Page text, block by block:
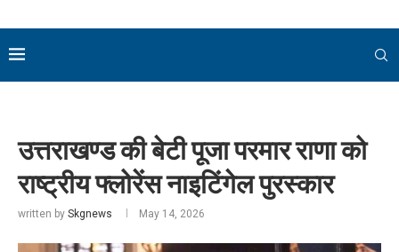
उत्तराखण्ड की बेटी पूजा परमार राणा को
राष्ट्रीय फ्लोरेंस नाइटिंगेल पुरस्कार
written by Skgnews May 14, 2026